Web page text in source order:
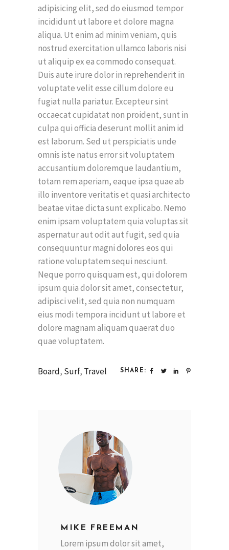
adipisicing elit, sed do eiusmod tempor
incididunt ut labore et dolore magna
aliqua. Ut enim ad minim veniam, quis
nostrud exercitation ullamco laboris nisi
ut aliquip ex ea commodo consequat.
Duis aute irure dolor in reprehenderit in
voluptate velit esse cillum dolore eu
fugiat nulla pariatur. Excepteur sint
occaecat cupidatat non proident, sunt in
culpa qui officia deserunt mollit anim id
est laborum. Sed ut perspiciatis unde
omnis iste natus error sit voluptatem
accusantium doloremque laudantium,
totam rem aperiam, eaque ipsa quae ab
illo inventore veritatis et quasi architecto
beatae vitae dicta sunt explicabo. Nemo
enim ipsam voluptatem quia voluptas sit
aspernatur aut odit aut fugit, sed quia
consequuntur magni dolores eos qui
ratione voluptatem sequi nesciunt.
Neque porro quisquam est, qui dolorem
ipsum quia dolor sit amet, consectetur,
adipisci velit, sed quia non numquam
eius modi tempora incidunt ut labore et
dolore magnam aliquam quaerat duo
quae voluptatem.
Board, Surf, Travel SHARE:
MIKE FREEMAN
Lorem ipsum dolor sit amet,